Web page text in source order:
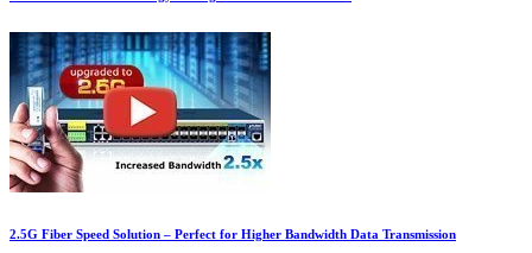
2.5G Fiber Speed Solution – Perfect for Higher Bandwidth Data Transmission